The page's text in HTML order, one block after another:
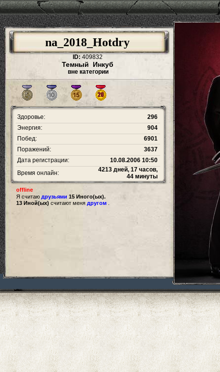
na_2018_Hotdry
ID: 409832
Темный Инкуб
вне категории
Здоровье:
296
Энергия:
904
Побед:
6901
Поражений:
3637
Дата регистрации:
10.08.2006 10:50
Время онлайн:
4213 дней, 17 часов,
44 минуты
offline
Я считаю друзьями 15 Иного(ых).
13 Иной(ых) считают меня другом